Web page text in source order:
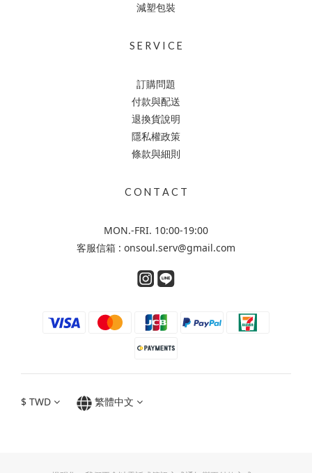
減塑包裝
S E R V I C E
訂購問題
付款與配送
退換貨說明
隱私權政策
條款與細則
C O N T A C T
MON.-FRI. 10:00-19:00
客服信箱 : onsoul.serv@gmail.com
$ TWD 繁體中文